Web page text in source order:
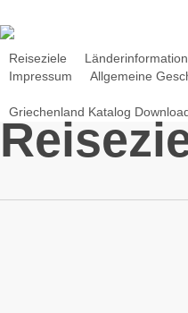
to
main
content
Reiseziele
Impressum
Allgemeine
Griechenland Katalog